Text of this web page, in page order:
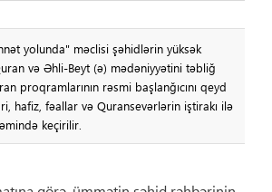
yolunda" məclisi şəhidlərin yüksək
və Əhli-Beyt (ə) mədəniyyətini təbliğ
proqramlarının rəsmi başlanğıcını qeyd
hafiz, fəallar və Quransevərlərin iştirakı ilə
keçirilir.